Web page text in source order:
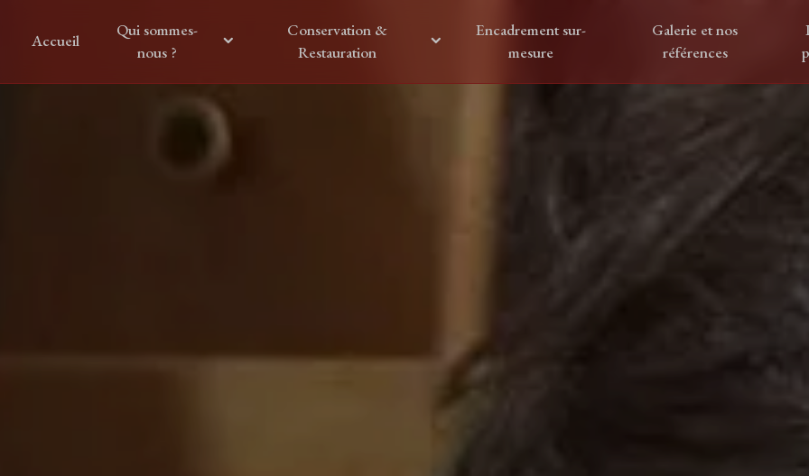
Accueil
Qui sommes-
nous ?
Conservation &
Restauration
Encadrement sur-
mesure
Galerie et nos
références